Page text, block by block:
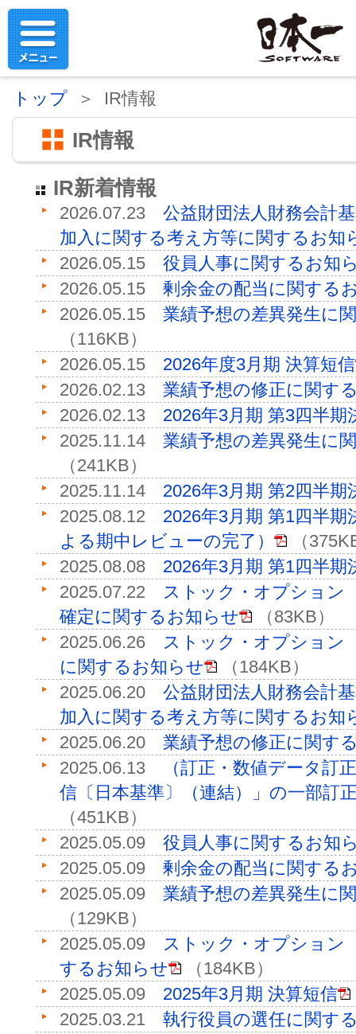
トップ ＞ IR情報
IR情報
IR新着情報
2026.07.23 公益財団法人財務会計
加入に関する考え方等に関するお知
2026.05.15 役員人事に関するお知
2026.05.15 剰余金の配当に関する
2026.05.15 業績予想の差異発生に
（116KB）
2026.05.15 2026年度3月期 決算短信
2026.02.13 業績予想の修正に関す
2026.02.13 2026年3月期 第3四半期
2025.11.14 業績予想の差異発生に
（241KB）
2025.11.14 2026年3月期 第2四半期
2025.08.12 2026年3月期 第1四半
よる期中レビューの完了）
（
2025.08.08 2026年3月期 第1四半期
2025.07.22 ストック・オプション
確定に関するお知らせ
（83KB）
2025.06.26 ストック・オプション
に関するお知らせ
（184KB）
2025.06.20 公益財団法人財務会計
加入に関する考え方等に関するお知
2025.06.20 業績予想の修正に関す
2025.06.13
（訂正・数値データ訂
信〔日本基準〕（連結）」の一部訂
（451KB）
2025.05.09 役員人事に関するお知
2025.05.09 剰余金の配当に関する
2025.05.09 業績予想の差異発生に
（129KB）
2025.05.09 ストック・オプション
するお知らせ
（184KB）
2025.05.09 2025年3月期 決算短信
2025.03.21 執行役員の選任に関す